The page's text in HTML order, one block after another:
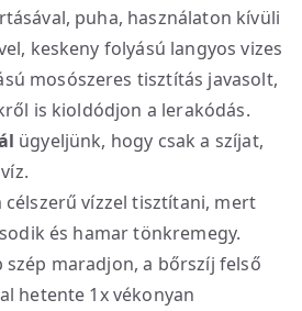
puha, használaton kívüli
keskeny folyású langyos vizes
mosószeres tisztítás javasolt,
is kioldódjon a lerakódás.
ügyeljünk, hogy csak a szíjat,
célszerű vízzel tisztítani, mert
és hamar tönkremegy.
maradjon, a bőrszíj felső
hetente 1x vékonyan